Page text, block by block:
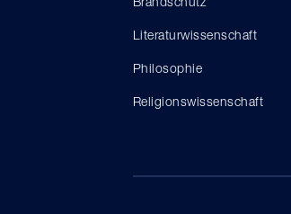
Literaturwissenschaft
Philosophie
Religionswissenschaft